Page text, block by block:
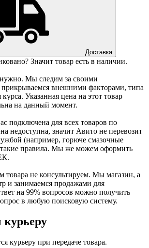
Доставка
Значит товар есть в наличии.
Мы следим за своими
внешними факторами, типа
Указанная цена на этот товар
на данный момент.
подключена для всех товаров по
недоступна, значит Авито не перевозит
(например, горюче смазочные
правила. Мы же можем оформить
товара не консультируем. Мы магазин, а
и занимаемся продажами для
на 99% вопросов можно получить
в любую поисковую систему.
курьеру при передаче товара.